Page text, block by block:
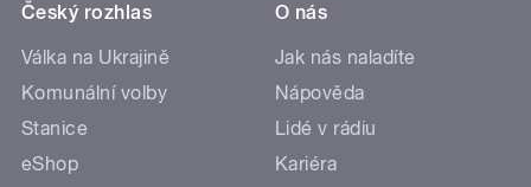
Český rozhlas
Válka na Ukrajině
Komunální volby
Stanice
eShop
O nás
Jak nás naladíte
Nápověda
Lidé v rádiu
Kariéra